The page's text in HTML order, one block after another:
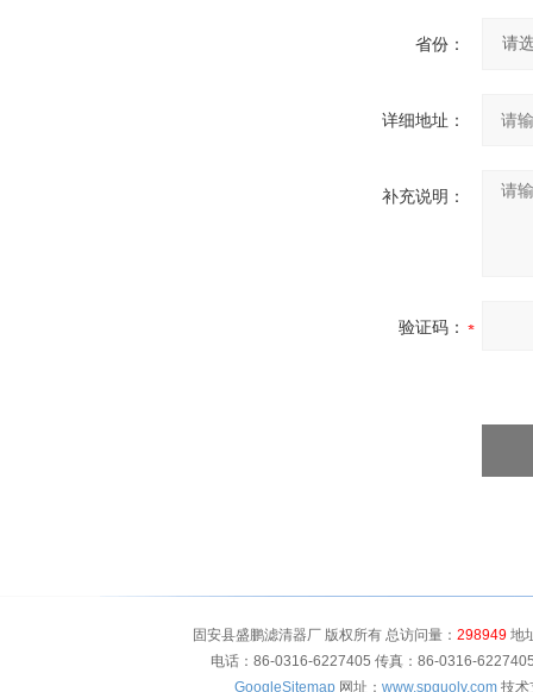
省份：
详细地址：
补充说明：
验证码：
固安县盛鹏滤清器厂 版权所有 总访问量： 298949地
电话：86-0316-6227405 传真：86-0316-
GoogleSitemap 网址： www.spguolv.com 技术